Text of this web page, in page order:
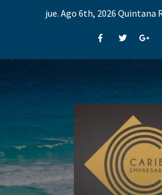
jue. Ago 6th, 2026 Quintana
FacebookTwitter